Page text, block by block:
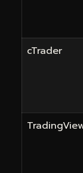
cTrader